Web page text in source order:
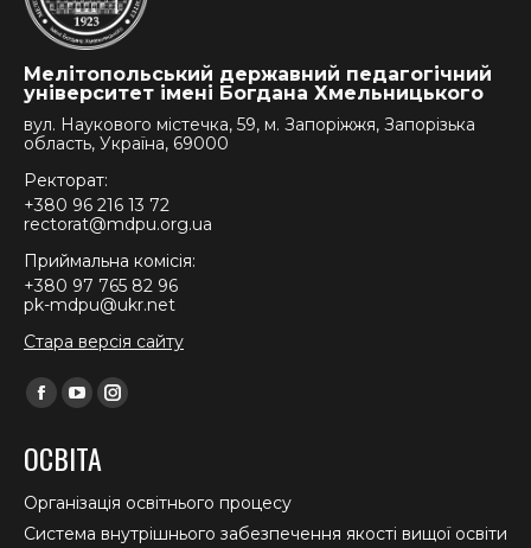
Мелітопольський державний педагогічний
університет імені Богдана Хмельницького
вул. Наукового містечка, 59, м. Запоріжжя, Запорізька
область, Україна, 69000
Ректорат:
+380 96 216 13 72
rectorat@mdpu.org.ua
Приймальна комісія:
+380 97 765 82 96
pk-mdpu@ukr.net
Стара версія сайту
Find us on:
Facebook
opens
in
new
YouTube
opens
in
new
Instagram
in
new
ОСВІТА
Організація освітнього процесу
Система внутрішнього забезпечення якості вищої освіти